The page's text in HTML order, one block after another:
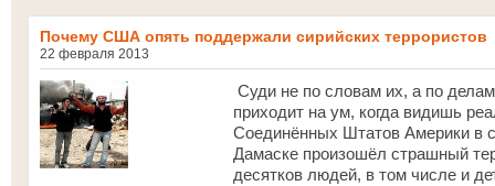
Почему США опять поддержали сирийских террористов
22 февраля 2013
Суди не по словам их, а по
приходит на ум, когда видишь
Соединённых Штатов Америки в
Дамаске произошёл страшный
десятков людей, в том числе и